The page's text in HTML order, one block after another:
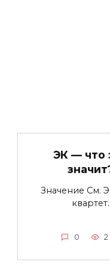
ЭК — что
Значение См.
квартет.
0 2